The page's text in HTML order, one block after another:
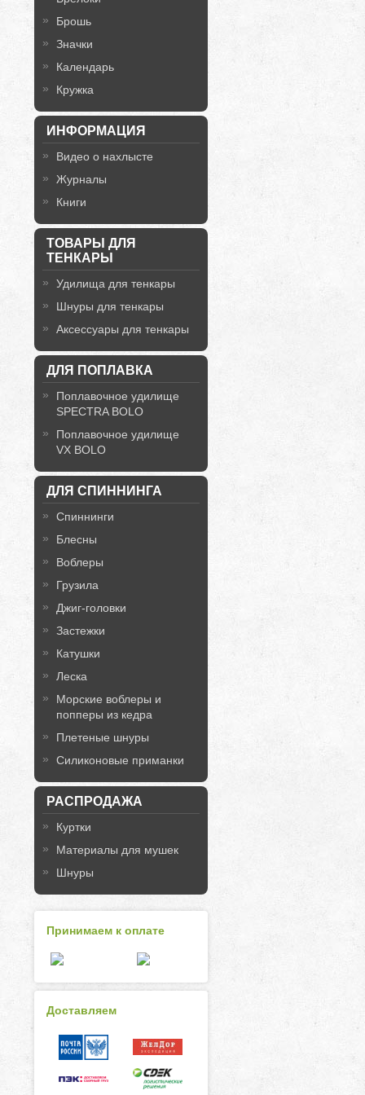
Брошь
Значки
Календарь
Кружка
ИНФОРМАЦИЯ
Видео о нахлысте
Журналы
Книги
ТОВАРЫ ДЛЯ
ТЕНКАРЫ
Удилища для тенкары
Шнуры для тенкары
Аксессуары для тенкары
ДЛЯ ПОПЛАВКА
Поплавочное удилище
SPECTRA BOLO
Поплавочное удилище
VX BOLO
ДЛЯ СПИННИНГА
Спиннинги
Блесны
Воблеры
Грузила
Джиг-головки
Застежки
Катушки
Леска
Морские воблеры и
попперы из кедра
Плетеные шнуры
Силиконовые приманки
РАСПРОДАЖА
Куртки
Материалы для мушек
Шнуры
Принимаем к оплате
Доставляем